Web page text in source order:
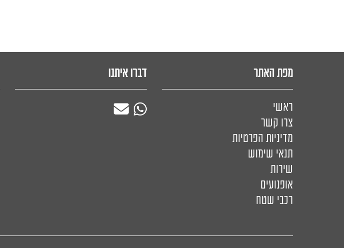
מפת האתר
ראשי
צרו קשר
מדיניות הפרטיות
תנאי שימוש
שירות
אופנועים
רכבי שטח
דברו איתנו